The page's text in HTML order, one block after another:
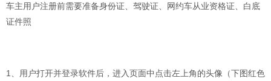
车主用户注册前需要准备身份证、驾驶证、网约车从业资格证、白底
证件照
1、用户打开并登录软件后，进入页面中点击左上角的头像（下图红色